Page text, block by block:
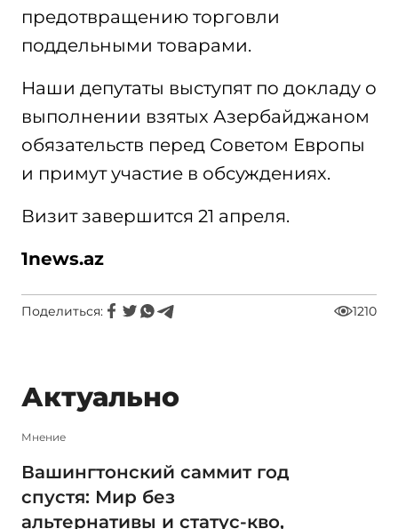
предотвращению торговли
поддельными товарами.
Наши депутаты выступят по докладу о
выполнении взятых Азербайджаном
обязательств перед Советом Европы
и примут участие в обсуждениях.
Визит завершится 21 апреля.
1news.az
Поделиться: 1210
Актуально
Мнение
Вашингтонский саммит год
спустя: Мир без
альтернативы и статус-кво,